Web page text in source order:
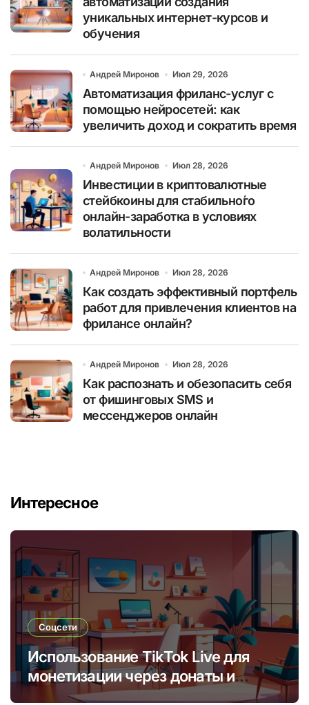
уникальных интернет-курсов и
обучения
Андрей Миронов Июл 29, 2026
Автоматизация фриланс-услуг с
помощью нейросетей: как
увеличить доход и сократить время
Андрей Миронов Июл 28, 2026
Инвестиции в криптовалютные
стейбкоины для стабильно́го
онлайн-заработка в условиях
волатильности
Андрей Миронов Июл 28, 2026
Как создать эффективный портфель
работ для привлечения клиентов на
фрилансе онлайн?
Андрей Миронов Июл 28, 2026
Как распознать и обезопасить себя
от фишинговых SMS и
мессенджеров онлайн
Интересное
Соцсети
Использование TikTok Live для
монетизации через донаты и
платные подписки